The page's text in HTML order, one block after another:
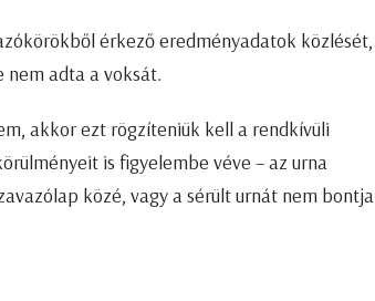
érkező eredményadatok közlését,
nem adta a voksát.
akkor ezt rögzíteniük kell a rendkívüli
is figyelembe véve – az urna
közé, vagy a sérült urnát nem bontja